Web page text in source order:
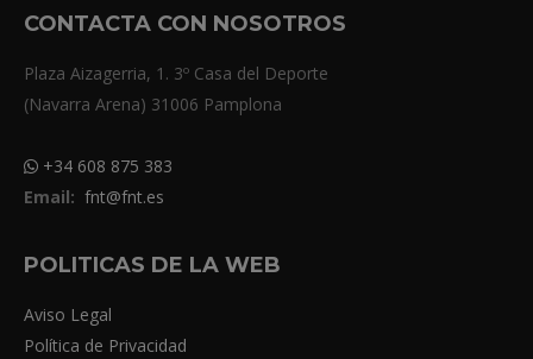
CONTACTA CON NOSOTROS
Plaza Aizagerria, 1. 3º Casa del Deporte
(Navarra Arena) 31006 Pamplona
+34 608 875 383
Email: fnt@fnt.es
POLITICAS DE LA WEB
Aviso Legal
Política de Privacidad